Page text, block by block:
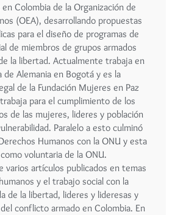
en Colombia de la Organización de
(OEA), desarrollando propuestas
para el diseño de programas de
de miembros de grupos armados
la libertad. Actualmente trabaja en
de Alemania en Bogotá y es la
de la Fundación Mujeres en Paz
para el cumplimiento de los
de las mujeres, lideres y población
Paralelo a esto culminó
Humanos con la ONU y esta
voluntaria de la ONU.
varios artículos publicados en temas
y el trabajo social con la
de la libertad, lideres y lideresas y
conflicto armado en Colombia. En